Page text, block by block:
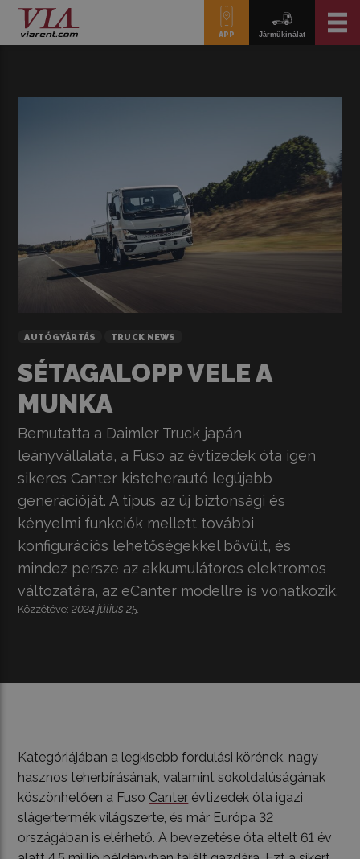
APP Járműkínálat
AUTÓGYÁRTÁS TRUCK NEWS
SÉTAGALOPP VELE A
MUNKA
Bemutatta a Daimler Truck japán
leányvállalata, a Fuso az évtizedek óta igen
sikeres Canter kisteherautó legújabb
generációját. A típus az új biztonsági és
kényelmi funkciók mellett további
konfigurációs lehetőségekkel bővült, és
mindez persze az akkumulátoros elektromos
változatára, az eCanter modellre is vonatkozik.
Közzétéve:2024 július 25.
Kategóriájában a legkisebb fordulási körének, nagy
hasznos teherbírásának, valamint sokoldalúságának
köszönhetően a Fuso Canter évtizedek óta igazi
slágertermék világszerte, és már Európa 32
országában is elérhető. A bevezetése óta eltelt 61 év